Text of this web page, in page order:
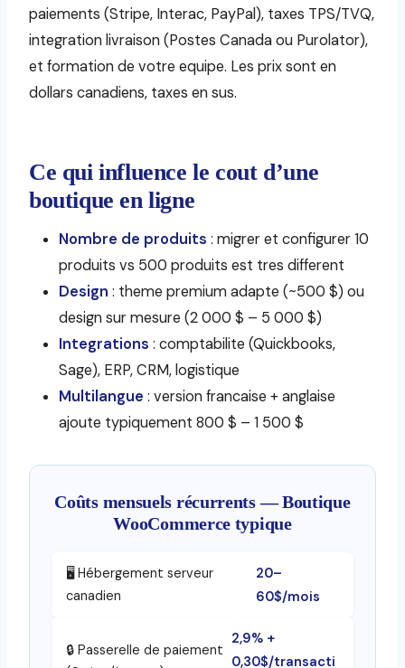
paiements (Stripe, Interac, PayPal), taxes TPS/TVQ,
integration livraison (Postes Canada ou Purolator),
et formation de votre equipe. Les prix sont en
dollars canadiens, taxes en sus.
Ce qui influence le cout d’une
boutique en ligne
Nombre de produits : migrer et configurer 10
produits vs 500 produits est tres different
Design : theme premium adapte (~500 $) ou
design sur mesure (2 000 $ – 5 000 $)
Integrations : comptabilite (Quickbooks,
Sage), ERP, CRM, logistique
Multilangue : version francaise + anglaise
ajoute typiquement 800 $ – 1 500 $
Coûts mensuels récurrents — Boutique
WooCommerce typique
🖥️ Hébergement serveur
canadien
20–
60$/mois
🔒 Passerelle de paiement
2,9% +
0,30$/transacti